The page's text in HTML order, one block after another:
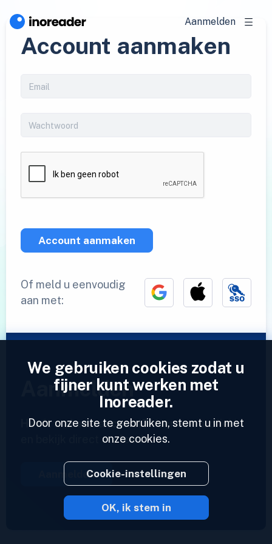
Aanmelden
Account aanmaken
Account aanmaken
Of meld u eenvoudig
aan met:
Aanmelden
Heeft u al een account?Voer een profiel in
en bekijk direct uw feeds.
Aanmelden
2023 © Inoreader
We gebruiken cookies zodat u
fijner kunt werken met
Inoreader.
Door onze site te gebruiken, stemt u in met
onze cookies.
Cookie-instellingen
OK, ik stem in